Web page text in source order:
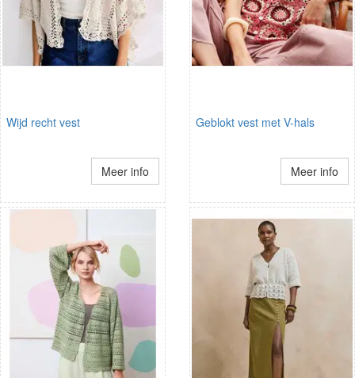
Wijd recht vest
Meer info
Geblokt vest met V-hals
Meer info